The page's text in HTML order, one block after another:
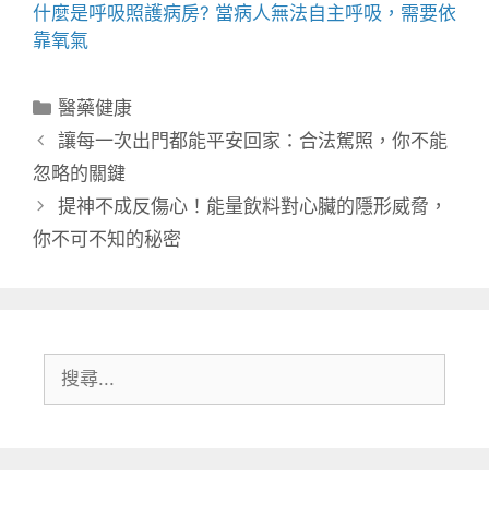
什麼是呼吸照護病房? 當病人無法自主呼吸，需要依
靠氧氣
分
類
醫藥健康
讓每一次出門都能平安回家：合法駕照，你不能
忽略的關鍵
提神不成反傷心！能量飲料對心臟的隱形威脅，
你不可不知的秘密
尋: